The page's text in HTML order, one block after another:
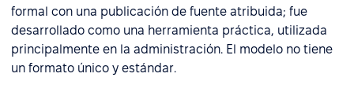
formal con una publicación de fuente atribuida; fue
desarrollado como una herramienta práctica, utilizada
principalmente en la administración. El modelo no tiene
un formato único y estándar.